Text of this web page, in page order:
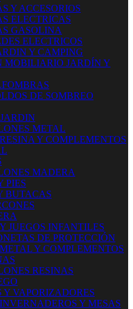
Y ACCESORIOS
ELECTRICAS
GASOLINA
ELECTRICOS
Y CAMPING
MOBILIARIO JARDÍN Y
DE SOMBREO
METAL
Y COMPLEMENTOS
MADERA
PIES
BUTACAS
JUEGOS INFANTILES
DE PROTECCIÓN
Y COMPLEMENTOS
RESINAS
VAPORIZADORES
Y MESAS